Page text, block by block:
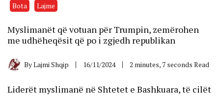
Bota Lajme
Myslimanët që votuan për Trumpin, zemërohen
me udhëheqësit që po i zgjedh republikan
ByLajmi Shqip 16/11/2024 2 minutes, 7 seconds Read
Liderët myslimanë në Shtetet e Bashkuara, të cilët